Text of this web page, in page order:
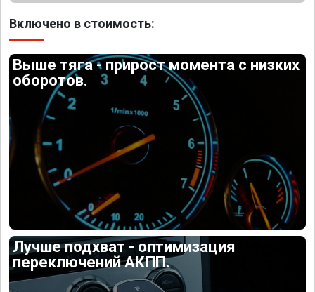
Включено в стоимость:
Выше тяга - прирост момента с низких
оборотов.
Лучше подхват - оптимизация
переключений АКПП.